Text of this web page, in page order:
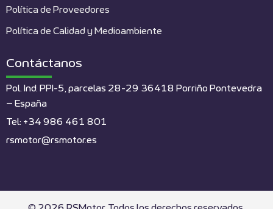
Política de Proveedores
Política de Calidad y Medioambiente
Contáctanos
Pol. Ind. PPI-5, parcelas 28-29 36418 Porriño Pontevedra
– España
Tel: +34 986 461 801
rsmotor@rsmotor.es